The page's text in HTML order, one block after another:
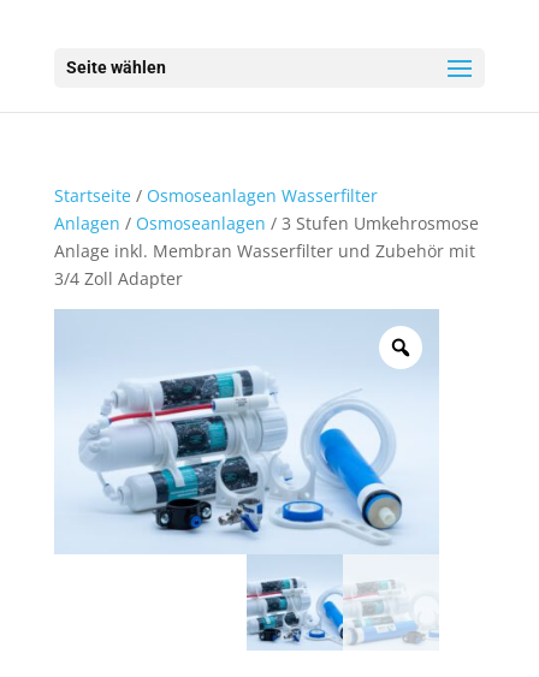
Seite wählen
Startseite/ Osmoseanlagen Wasserfilter
Anlagen / Osmoseanlagen / 3 Stufen Umkehrosmose
Anlage inkl. Membran Wasserfilter und Zubehör mit
3/4 Zoll Adapter